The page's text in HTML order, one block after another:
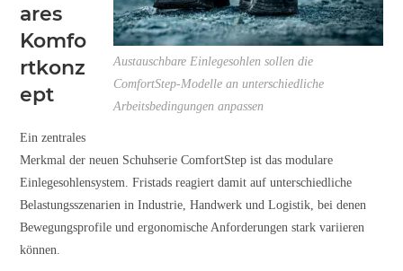
Austauschbare Einlegesohlen sollen die
ComfortStep-Modelle an unterschiedliche
Arbeitsbedingungen anpassen
ares
Komfo
rtkonz
ept
Ein zentrales
Merkmal der neuen Schuhserie ComfortStep ist das modulare
Einlegesohlensystem. Fristads reagiert damit auf unterschiedliche
Belastungsszenarien in Industrie, Handwerk und Logistik, bei denen
Bewegungsprofile und ergonomische Anforderungen stark variieren
können.